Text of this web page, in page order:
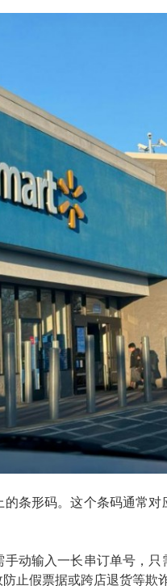
条形码。这个条码通常
动输入一长串订单号，
止假票据或跨店退货等欺